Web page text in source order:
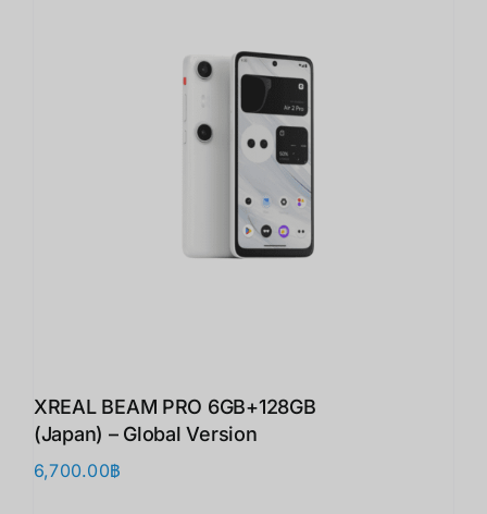
XREAL BEAM PRO 6GB+128GB
(Japan) – Global Version
6,700.00฿